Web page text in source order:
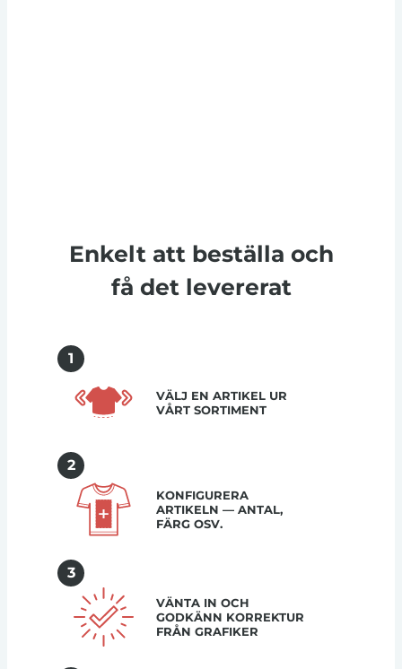
Enkelt att beställa och
få det levererat
1
VÄLJ EN ARTIKEL UR
VÅRT SORTIMENT
2
KONFIGURERA
ARTIKELN — ANTAL,
FÄRG OSV.
3
VÄNTA IN OCH
GODKÄNN KORREKTUR
FRÅN GRAFIKER